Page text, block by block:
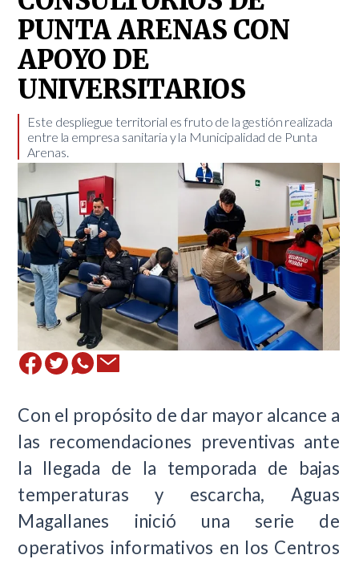
PUNTA ARENAS CON
APOYO DE
UNIVERSITARIOS
​Este despliegue territorial es fruto de la gestión realizada
entre la empresa sanitaria y la Municipalidad de Punta
Arenas.
Con el propósito de dar mayor alcance a
las recomendaciones preventivas ante
la llegada de la temporada de bajas
temperaturas y escarcha, Aguas
Magallanes inició una serie de
operativos informativos en los Centros